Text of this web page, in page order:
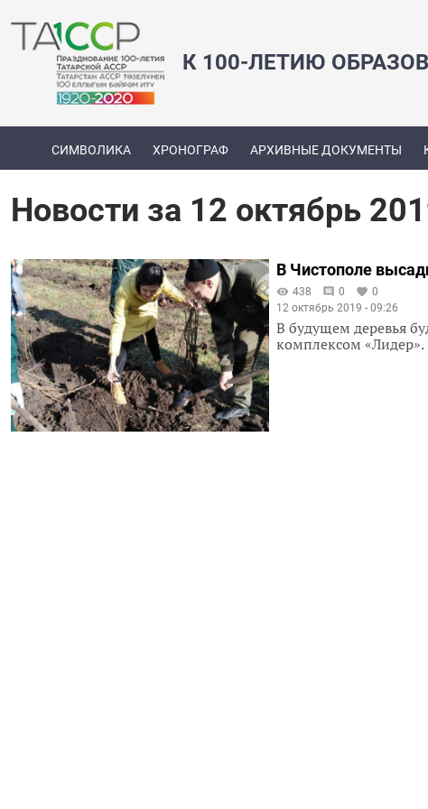
К 100-ЛЕТИЮ
СИМВОЛИКА ХРОНОГРАФ АРХИВНЫЕ ДОКУМЕНТЫ
Новости за 12 октябрь
В Чистополе
438 0
0
12 октябрь 2019 - 09:26
В будущем деревья
комплексом «Лидер».